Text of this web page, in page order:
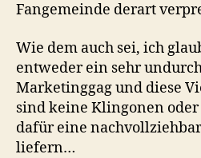
Fangemeinde derart
Wie dem auch sei, ich
entweder ein sehr
Marketinggag und diese
sind keine Klingonen
dafür eine
liefern…